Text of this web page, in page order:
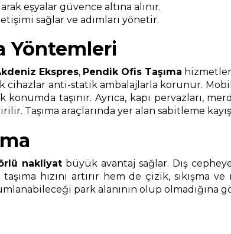
eşyalar güvence altına alınır.
sağlar ve adımları yönetir.
Yöntemleri
Ekspres, Pendik Ofis Taşıma
anti-statik ambalajlarla korunur.
taşınır. Ayrıca, kapı pervazları,
Taşıma araçlarında yer alan sabitleme
nakliyatbüyük avantaj sağlar. Dış
hızını artırır hem de çizik, sıkışma
park alanının olup olmadığına